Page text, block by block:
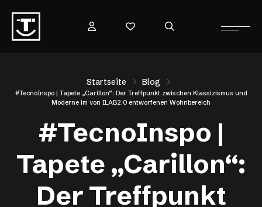
Startseite Blog
#TecnoInspo | Tapete „Carillon“: Der Treffpunkt zwischen Klassizismus und
Moderne im von ILAB2.0 entworfenen Wohnbereich
#TecnoInspo |
Tapete „Carillon“:
Der Treffpunkt